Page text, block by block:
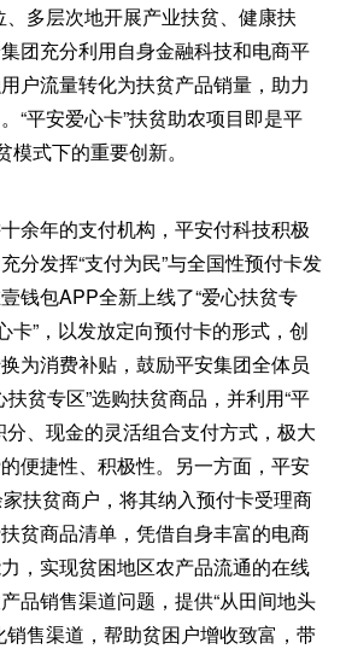
、多层次地开展产业扶贫、健康扶
团充分利用自身金融科技和电商平
户流量转化为扶贫产品销量，助力
“平安爱心卡”扶贫助农项目即是平
模式下的重要创新。
余年的支付机构，平安付科技积极
分发挥“支付为民”与全国性预付卡发
钱包APP全新上线了“爱心扶贫专
卡”，以发放定向预付卡的形式，创
为消费补贴，鼓励平安集团全体员
贫专区”选购扶贫商品，并利用“平
分、现金的灵活组合支付方式，极大
便捷性、积极性。另一方面，平安
扶贫商户，将其纳入预付卡受理商
贫商品清单，凭借自身丰富的电商
，实现贫困地区农产品流通的在线
品销售渠道问题，提供“从田间地头
销售渠道，帮助贫困户增收致富，带